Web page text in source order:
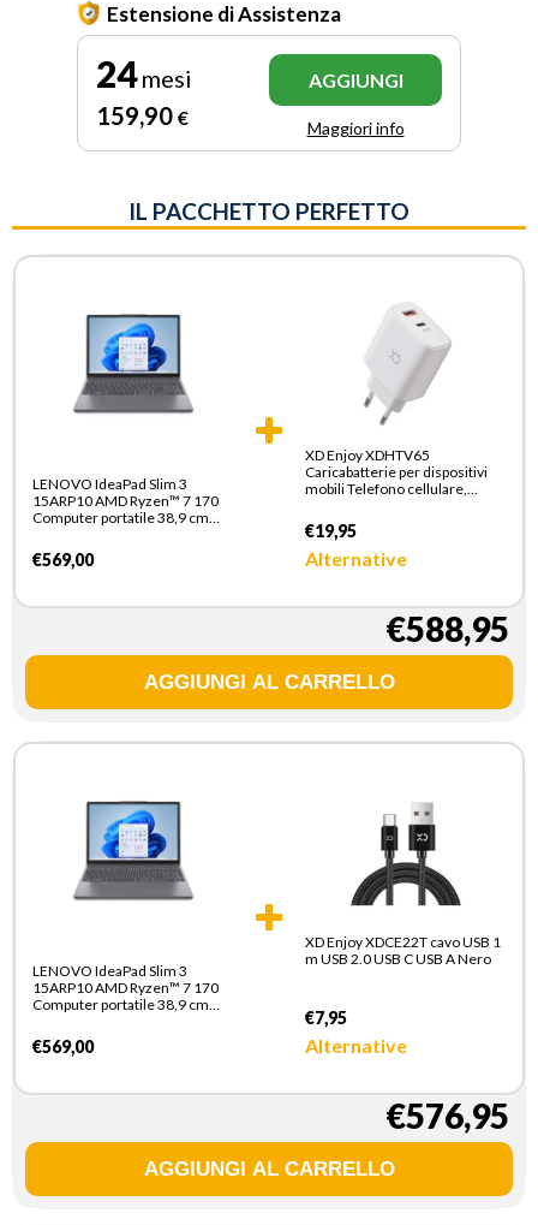
Estensione di Assistenza
24mesi
159,90 €
AGGIUNGI
Maggiori info
IL PACCHETTO PERFETTO
LENOVO IdeaPad Slim 3
15ARP10 AMD Ryzen™ 7 170
Computer portatile 38,9 cm
SDRAM 512 GB SSD Wi-Fi 6
(802.11ax) Windows 11 Home
€569,00
XD Enjoy XDHTV65
Caricabatterie per dispositivi
mobili Telefono cellulare,
Ricarica rapida Interno
€19,95
Alternative
€588,95
LENOVO IdeaPad Slim 3
15ARP10 AMD Ryzen™ 7 170
Computer portatile 38,9 cm
SDRAM 512 GB SSD Wi-Fi 6
(802.11ax) Windows 11 Home
€569,00
XD Enjoy XDCE22T cavo USB 1
m USB 2.0 USB C USB A Nero
€7,95
Alternative
€576,95